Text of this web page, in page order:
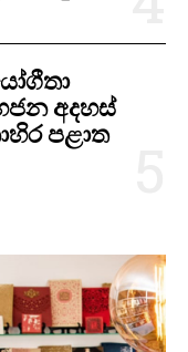
අදහස්
පළාත